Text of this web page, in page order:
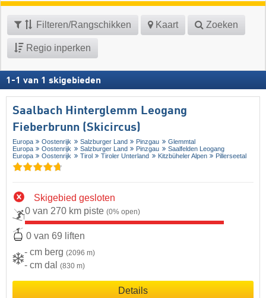
Filteren/Rangschikken Kaart Zoeken
Regio inperken
1 -1 van 1 skigebieden
Saalbach Hinterglemm Leogang
Fieberbrunn (Skicircus)
Europa Oostenrijk Salzburger Land Pinzgau
Glemmtal
Europa
Oostenrijk Salzburger Land Pinzgau
Saalfelden Leogang
Europa
Oostenrijk Tirol Tiroler Unterland Kitzbüheler Alpen Pillerseetal
Skigebied gesloten
0 van 270 km piste (0% open)
0 van 69 liften
- cm berg (2096 m)
- cm dal (830 m)
Details